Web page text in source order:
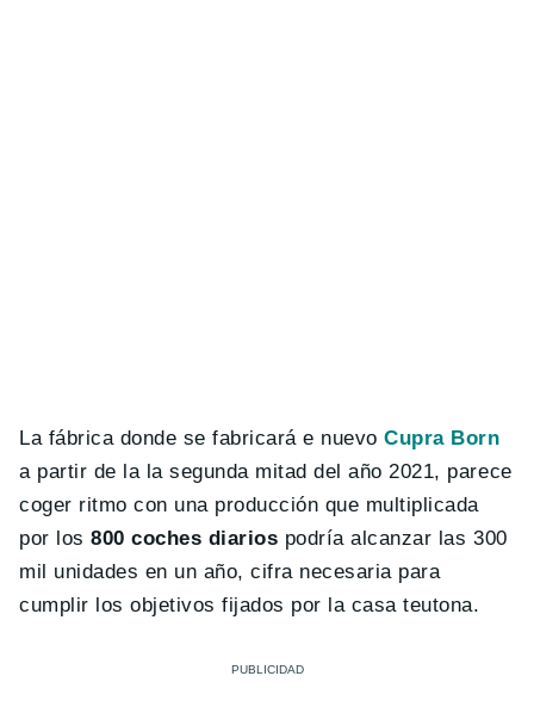
La fábrica donde se fabricará e nuevo Cupra Born
a partir de la la segunda mitad del año 2021, parece
coger ritmo con una producción que multiplicada
por los 800 coches diarios podría alcanzar las 300
mil unidades en un año, cifra necesaria para
cumplir los objetivos fijados por la casa teutona.